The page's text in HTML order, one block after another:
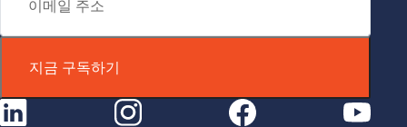
지금 구독하기
facebook youtube